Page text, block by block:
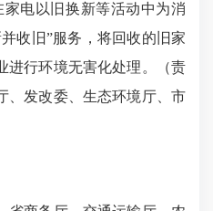
电以旧换新等活动中为消
收旧”服务，将回收的旧家
进行环境无害化处理。（责
、发改委、生态环境厅、市